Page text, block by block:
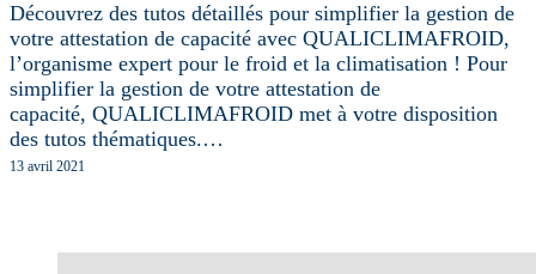
Découvrez des tutos détaillés pour simplifier la gestion de
votre attestation de capacité avec QUALICLIMAFROID,
l’organisme expert pour le froid et la climatisation ! Pour
simplifier la gestion de votre attestation de
capacité, QUALICLIMAFROID met à votre disposition
des tutos thématiques.…
13 avril 2021